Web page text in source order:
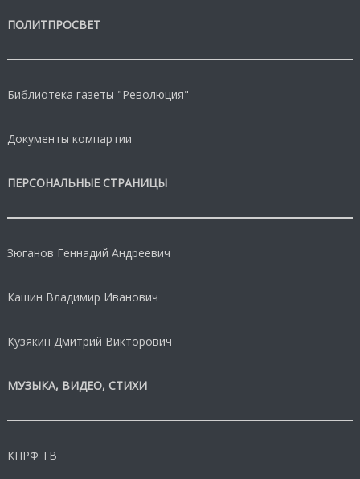
ПОЛИТПРОСВЕТ
Библиотека газеты "Революция"
Документы компартии
ПЕРСОНАЛЬНЫЕ СТРАНИЦЫ
Зюганов Геннадий Андреевич
Кашин Владимир Иванович
Кузякин Дмитрий Викторович
МУЗЫКА, ВИДЕО, СТИХИ
КПРФ ТВ